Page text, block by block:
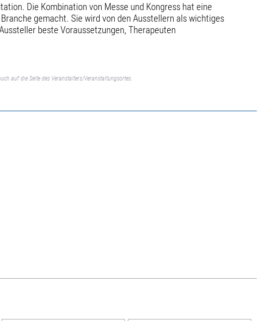
Die Kombination von Messe und Kongress hat eine
gemacht. Sie wird von den Ausstellern als wichtiges
beste Voraussetzungen, Therapeuten
auf die Seite des Veranstalters/Veranstaltungsortes.